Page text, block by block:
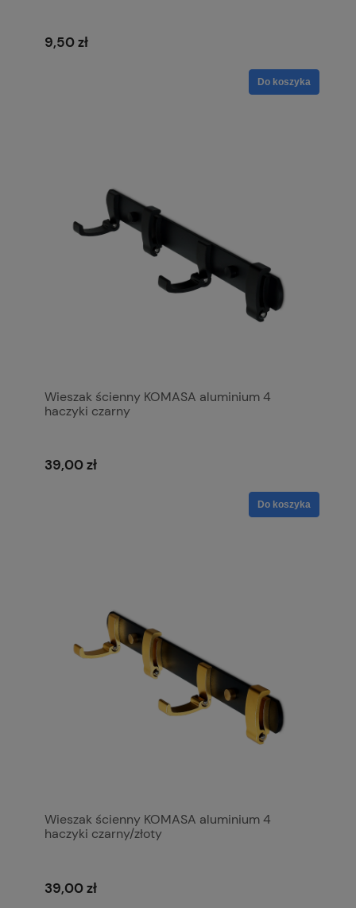
9,50 zł
Do koszyka
Wieszak ścienny KOMASA aluminium 4
haczyki czarny
39,00 zł
Do koszyka
Wieszak ścienny KOMASA aluminium 4
haczyki czarny/złoty
39,00 zł